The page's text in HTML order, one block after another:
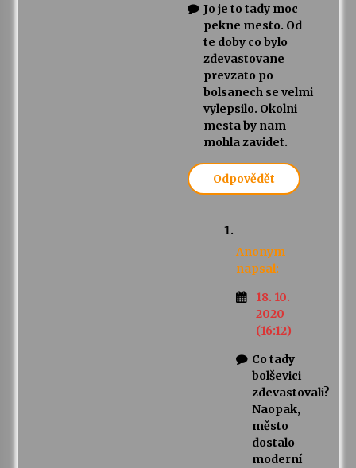
Jo je to tady moc
pekne mesto. Od
te doby co bylo
zdevastovane
prevzato po
bolsanech se velmi
vylepsilo. Okolni
mesta by nam
mohla zavidet.
Odpovědět
Anonym
napsal:
18. 10.
2020
(16:12)
Co tady
bolševici
zdevastovali?
Naopak,
město
dostalo
moderní